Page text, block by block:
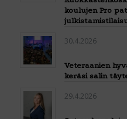
koulujen Pro
30.4.2026
Veteraanien
keräsi salin
29.4.2026